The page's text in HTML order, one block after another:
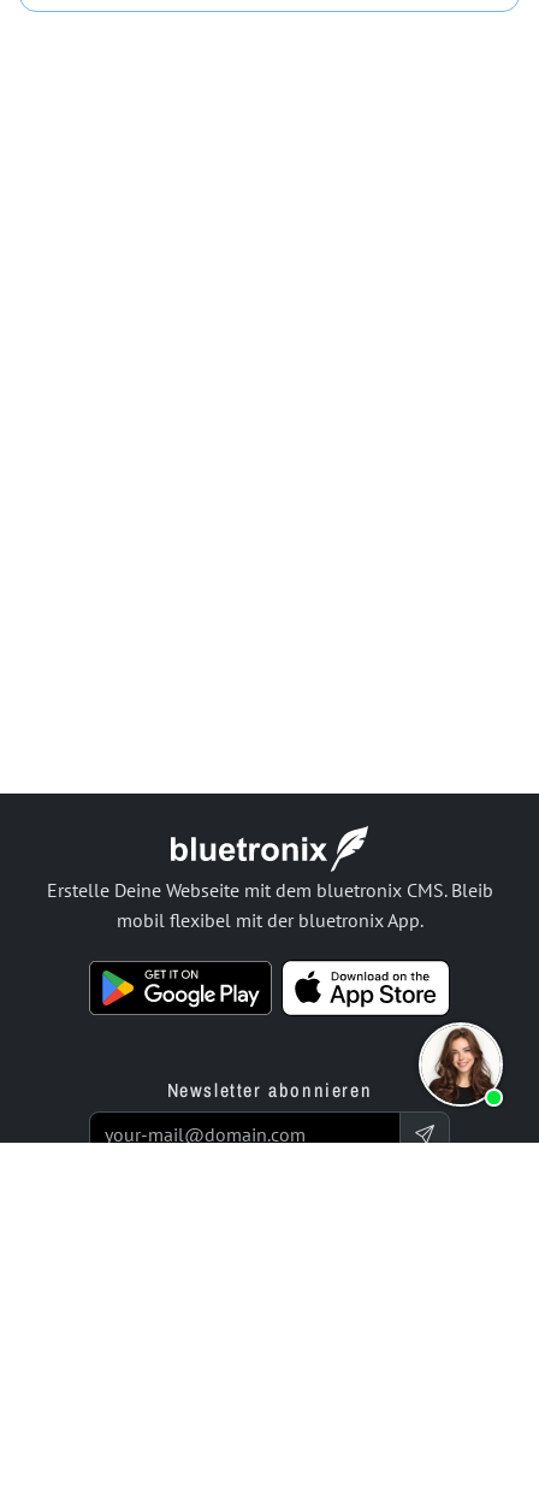
Erstelle Deine Webseite mit dem bluetronix CMS. Bleib
mobil flexibel mit der bluetronix App.
Newsletter abonnieren